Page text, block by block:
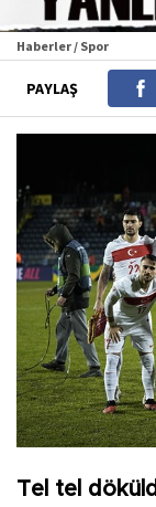
Haberler / Spor
PAYLAŞ
Tel tel